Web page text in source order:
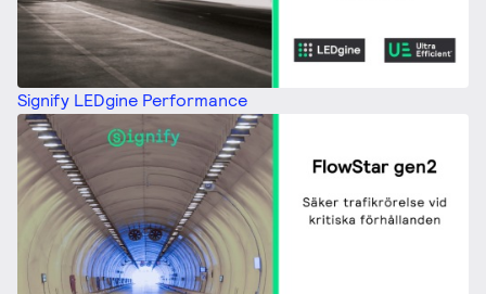
Signify LEDgine Performance